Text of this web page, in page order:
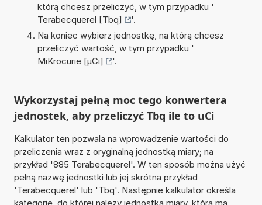
którą chcesz przeliczyć, w tym przypadku '
Terabecquerel [Tbq]
'.
Na koniec wybierz jednostkę, na którą chcesz
przeliczyć wartość, w tym przypadku '
MiKrocurie [µCi]
'.
Wykorzystaj pełną moc tego konwertera
jednostek, aby przeliczyć Tbq ile to uCi
Kalkulator ten pozwala na wprowadzenie wartości do
przeliczenia wraz z oryginalną jednostką miary; na
przykład '885 Terabecquerel'. W ten sposób można użyć
pełną nazwę jednostki lub jej skrótna przykład
'Terabecquerel' lub 'Tbq'. Następnie kalkulator określa
kategorię, do której należy jednostka miary, która ma